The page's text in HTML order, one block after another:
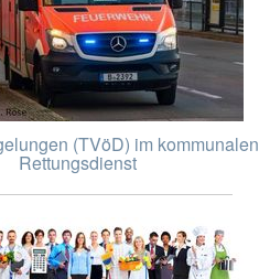
(TVöD) im kommunalen
Rettungsdienst